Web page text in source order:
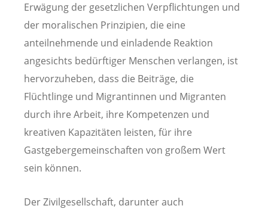
Erwägung der gesetzlichen Verpflichtungen und
der moralischen Prinzipien, die eine
anteilnehmende und einladende Reaktion
angesichts bedürftiger Menschen verlangen, ist
hervorzuheben, dass die Beiträge, die
Flüchtlinge und Migrantinnen und Migranten
durch ihre Arbeit, ihre Kompetenzen und
kreativen Kapazitäten leisten, für ihre
Gastgebergemeinschaften von großem Wert
sein können.
Der Zivilgesellschaft, darunter auch